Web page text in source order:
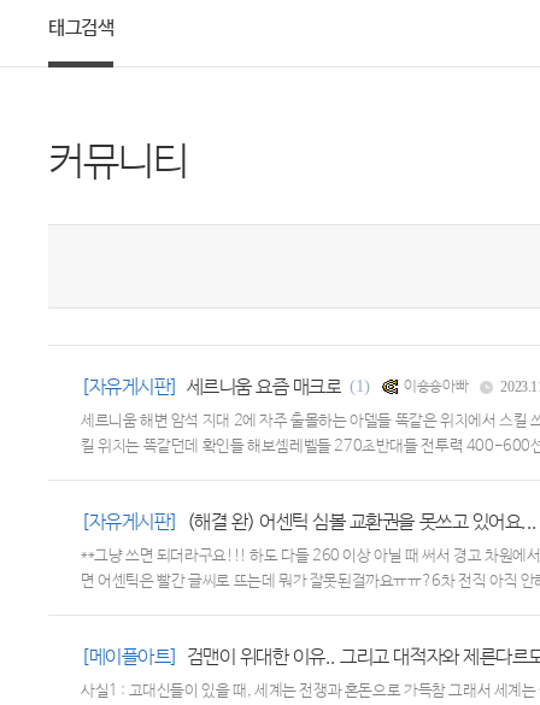
태그검색
커뮤니티
[자유게시판] 세르니움 요즘 매크로 (1) 이숑숑아빠
세르니움 해변 암석 지대 2에 자주 출몰하는 아델들 똑같은 위치에서 스
킬 위치는 똑같던데 확인들 해보셈레벨들 270초반대들 전투력 400-600
[자유게시판] (해결 완) 어센틱 심볼 교환권을 못쓰고 있어요...
**그냥 쓰면 되더라구요!!! 하도 다들 260 이상 아닐 때 써서 경고 차원에
면 어센틱은 빨간 글씨로 뜨는데 뭐가 잘못된걸까요ㅠㅠ?6차 전직 아직
[메이플아트] 검맨이 위대한 이유.. 그리고 대적자와 제른다르
사실1 : 고대신들이 있을 때, 세계는 전쟁과 혼돈으로 가득참 그래서 세계